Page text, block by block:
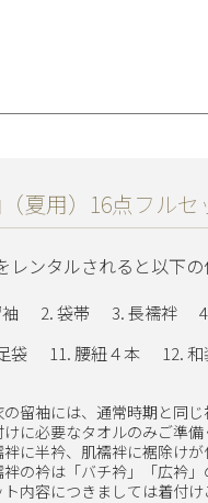
夏用）16点フル
レンタルされると以下の
袋帯 長襦袢
袋
腰紐４本 和
留袖には、通常時期と同じ
に必要なタオルのみご準備
に半衿、肌襦袢に裾除けが
の衿は「バチ衿」「広衿」
内容につきましては着付け